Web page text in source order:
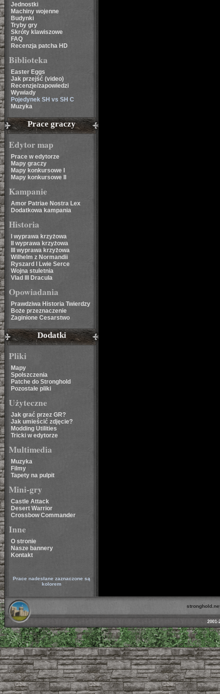
Jednostki
Machiny wojenne
Budynki
Tryby gry
Skróty klawiszowe
FAQ
Recenzja patcha HD
Biblioteka
Easter Eggs
Jak przejść (video)
Recenzje/zapowiedzi
Wywiady
Pojedynek SH vs SH C
Muzyka
Prace graczy
Edytor map
Prace w edytorze
Mapy graczy
Mapy konkursowe I
Mapy konkursowe II
Kampanie
Amor Patriae Nostra Lex
Dodatkowa kampania
Historia
I wyprawa krzyżowa
II wyprawa krzyżowa
III wyprawa krzyżowa
Wilhelm z Normandii
Ryszard I Lwie Serce
Wojna stuletnia
Vlad III Dracula
Opowiadania
Prawdziwa Historia Twierdzy
Boże przeznaczenie
Zaginione Cesarstwo
Dodatki
Pliki
Mapy
Spolszczenia
Patche do Stronghold
Pozostałe pliki
Użyteczne
Jak grać przez GR?
Jak umieścić zdjęcie?
Modding Utilities
Tricki w edytorze
Multimedia
Muzyka
Filmy
Tapety na pulpit
Mini-gry
Castle Attack
Desert Warrior
Crossbow Commander
Inne
O stronie
Nasze bannery
Kontakt
Prace nadesłane zaznaczone są
kolorem